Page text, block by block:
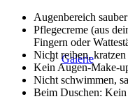
Galerie
Augenbereich
Pflegecreme (aus
Fingern oder
Nicht reiben,
Kein Augen-Make-
Nicht schwimmen,
Beim Duschen: Kein